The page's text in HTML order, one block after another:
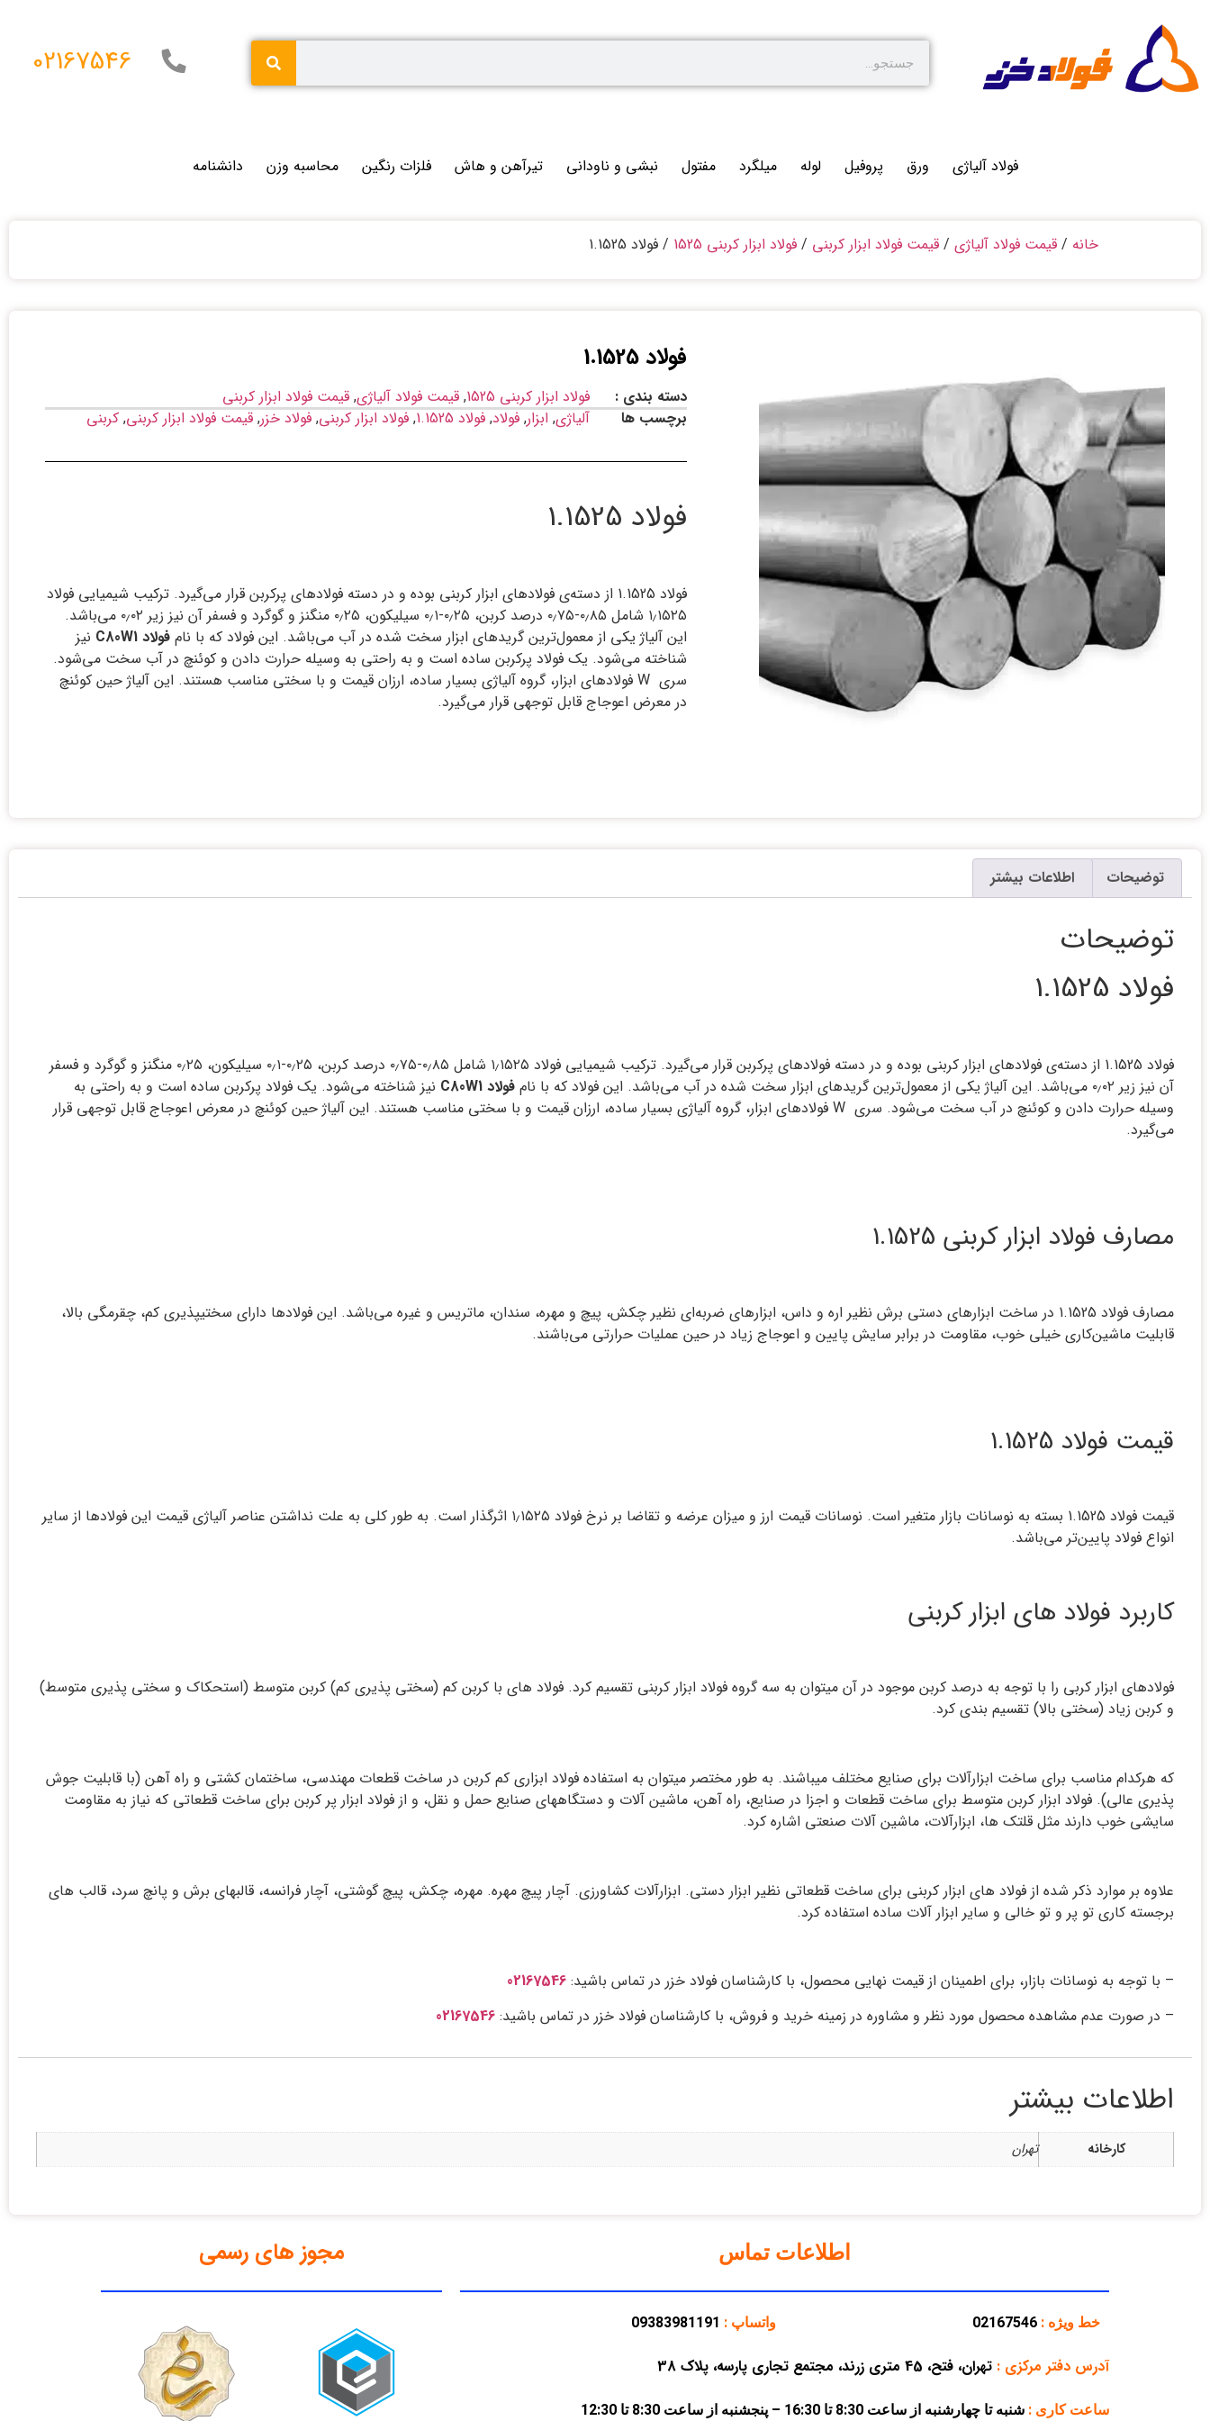
02167546
فولاد آلیاژی ورق پروفیل لوله میلگرد مفتول نبشی و ناودانی تیرآهن و هاش فلزات رنگین محاسبه وزن دانشنامه
خانه / قیمت فولاد آلیاژی / قیمت فولاد ابزار کربنی / فولاد ابزار کربنی 1525 / فولاد 1.1525
فولاد 1.1525
دسته بندی : فولاد ابزار کربنی 1525 ,قیمت فولاد آلیاژی,قیمت فولاد ابزار کربنی
برچسب ها
آلیاژی, ابزار,فولاد,فولاد 1.1525 ,فولاد ابزار کربنی,فولاد خزر,قیمت فولاد ابزار کربنی,کربنی
فولاد 1.1525
فولاد 1.1525 از دسته‌‏ی فولادهای ابزار کربنی بوده و در دسته فولاد‏های پرکربن قرار می‌‏گیرد. ترکیب شیمیایی فولاد
۱٫۱۵۲۵ شامل ۰٫۸۵-۰٫۷۵ درصد کربن، ۰٫۲۵-۰٫۱ سیلیکون، ۰٫۲۵ منگنز و گوگرد و فسفر آن نیز زیر ۰٫۰۲ می‌‏باشد.
این آلیاژ یکی از معمول‏‌ترین گریدهای ابزار سخت شده در آب می‌‏باشد. این فولاد که با نامفولادC80W1 نیز
شناخته می‏‌شود. یک فولاد پرکربن ساده است و به راحتی به وسیله حرارت دادن و کوئنچ در آب سخت می‏‌شود.
سری W فولادهای ابزار، گروه آلیاژی بسیار ساده، ارزان قیمت و با سختی مناسب هستند. این آلیاژ حین کوئنچ
در معرض اعوجاج قابل توجهی قرار می‌‏گیرد.
توضیحات اطلاعات بیشتر
توضیحات
فولاد 1.1525
فولاد 1.1525 از دسته‌‏ی فولادهای ابزار کربنی بوده و در دسته فولاد‏های پرکربن قرار می‌‏گیرد. ترکیب شیمیایی فولاد ۱٫۱۵۲۵ شامل ۰٫۸۵-۰٫۷۵ درصد کربن، ۰٫۲۵-۰٫۱ سیلیکون، ۰٫۲۵ منگنز و گوگرد و فسفر
آن نیز زیر ۰٫۰۲ می‌‏باشد. این آلیاژ یکی از معمول‏‌ترین گریدهای ابزار سخت شده در آب می‌‏باشد. این فولاد که با نام
فولاد C80W1 نیز شناخته می‏‌شود. یک فولاد پرکربن ساده است و به راحتی به
وسیله حرارت دادن و کوئنچ در آب سخت می‏‌شود. سری W فولادهای ابزار، گروه آلیاژی بسیار ساده، ارزان قیمت و با سختی مناسب هستند. این آلیاژ حین کوئنچ در معرض اعوجاج قابل توجهی قرار
می‌‏گیرد.
مصارف فولاد ابزار کربنی 1.1525
مصارف فولاد 1.1525 در ساخت ابزارهای دستی برش نظیر اره و داس، ابزارهای ضربه‌‏ای نظیر چکش، پیچ و مهره، سندان، ماتریس و غیره می‌‏باشد. این فولادها دارای سختی‏پذیری کم، چقرمگی بالا،
قابلیت ماشین‏‌کاری خیلی خوب، مقاومت در برابر سایش پایین و اعوجاج زیاد در حین عملیات حرارتی می‏‌باشند.
قیمت فولاد 1.1525
قیمت فولاد 1.1525 بسته به نوسانات بازار متغیر است. نوسانات قیمت ارز و میزان عرضه و تقاضا بر نرخ فولاد ۱٫۱۵۲۵ اثرگذار است. به طور کلی به علت نداشتن عناصر آلیاژی قیمت این فولادها از سایر
انواع فولاد پایین‏‌تر می‌‏باشد.
کاربرد فولاد های ابزار کربنی
فولادهای ابزار کربی را با توجه به درصد کربن موجود در آن میتوان به سه گروه فولاد ابزار کربنی تقسیم کرد. فولاد های با کربن کم (سختی پذیری کم) کربن متوسط (استحکاک و سختی پذیری متوسط)
و کربن زیاد (سختی بالا) تقسیم بندی کرد.
که هرکدام مناسب برای ساخت ابزارآلات برای صنایع مختلف میباشند. به طور مختصر میتوان به استفاده فولاد ابزاری کم کربن در ساخت قطعات مهندسی، ساختمان کشتی و راه آهن (با قابلیت جوش
پذیری عالی). فولاد ابزار کربن متوسط برای ساخت قطعات و اجزا در صنایع، راه آهن، ماشین آلات و دستگاههای صنایع حمل و نقل، و از فولاد ابزار پر کربن برای ساخت قطعاتی که نیاز به مقاومت
سایشی خوب دارند مثل قلتک ها، ابزارآلات، ماشین آلات صنعتی اشاره کرد.
علاوه بر موارد ذکر شده از فولاد های ابزار کربنی برای ساخت قطعاتی نظیر ابزار دستی. ابزارآلات کشاورزی. آچار پیچ مهره. مهره، چکش، پیچ گوشتی، آچار فرانسه، قالبهای برش و پانچ سرد، قالب های
برجسته کاری تو پر و تو خالی و سایر ابزار آلات ساده استفاده کرد.
– با توجه به نوسانات بازار، برای اطمینان از قیمت نهایی محصول، با کارشناسان فولاد خزر در تماس باشید: 02167546
– در صورت عدم مشاهده محصول مورد نظر و مشاوره در زمینه خرید و فروش، با کارشناسان فولاد خزر در تماس باشید: 02167546
اطلاعات بیشتر
کارخانه تهران
اطلاعات تماس
خط ویژه : 02167546 واتساپ : 09383981191
آدرس دفتر مرکزی : تهران، فتح، 45 متری زرند، مجتمع تجاری پارسه، پلاک 38
ساعت کاری : شنبه تا چهارشنبه از ساعت 8:30 تا 16:30 – پنجشنبه از ساعت 8:30 تا 12:30
مجوز های رسمی